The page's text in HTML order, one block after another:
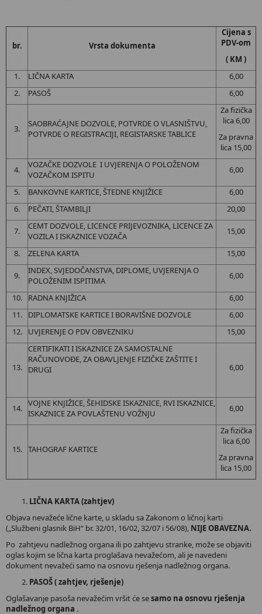
br. Vrsta dokumenta
Cijena s
PDV-om
( KM )
1.
LIČNA KARTA
6,00
2.
PASOŠ 6,00
3.
SAOBRAĆAJNE DOZVOLE, POTVRDE O VLASNIŠTVU,
POTVRDE O REGISTRACIJI, REGISTARSKE TABLICE
Za fizička
lica 6,00
Za pravna
lica 15,00
4.
VOZAČKE DOZVOLE I UVJERENJA O POLOŽENOM
VOZAČKOM ISPITU
6,00
5. BANKOVNE KARTICE, ŠTEDNE KNJIŽICE
6,00
6.
PEČATI, ŠTAMBILJI 20,00
7.
CEMT DOZVOLE, LICENCE PRIJEVOZNIKA, LICENCE ZA
VOZILA I ISKAZNICE VOZAČA
15,00
8. ZELENA KARTA 15,00
9.
INDEX, SVJEDOČANSTVA, DIPLOME, UVJERENJA O
POLOŽENIM ISPITIMA
6,00
10. RADNA KNJIŽICA
6,00
11.
DIPLOMATSKE KARTICE I BORAVIŠNE DOZVOLE
6,00
12.
UVJERENJE O PDV OBVEZNIKU 15,00
13.
CERTIFIKATI I ISKAZNICE ZA SAMOSTALNE
RAČUNOVOĐE, ZA OBAVLJENJE FIZIČKE ZAŠTITE I
DRUGI
6,00
14. VOJNE KNJIŽICE, ŠEHIDSKE ISKAZNICE, RVI ISKAZNICE,
ISKAZNICE ZA POVLAŠTENU VOŽNJU
6,00
15. TAHOGRAF KARTICE
Za fizička
lica 6,00
Za pravna
lica 15,00
LIČNA KARTA (zahtjev)
Objava nevažeće lične karte, u skladu sa Zakonom o ličnoj karti
(„Službeni glasnik BiH“ br. 32/01, 16/02, 32/07 i 56/08), NIJE OBAVEZNA.
Po zahtjevu nadležnog organa ili po zahtjevu stranke, može se objaviti
oglas kojim se lična karta proglašava nevažećom, ali je navedeni
dokument nevažeći samo na osnovu rješenja nadležnog organa.
PASOŠ ( zahtjev, rješenje)
Oglašavanje pasoša nevažećim vršit će sesamo na osnovu rješenja
nadležnog organa .